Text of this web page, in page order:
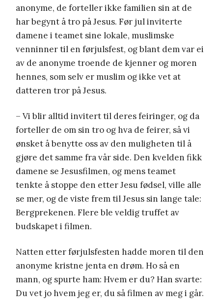
anonyme, de forteller ikke familien sin at de
har begynt å tro på Jesus. Før jul inviterte
damene i teamet sine lokale, muslimske
venninner til en førjulsfest, og blant dem var ei
av de anonyme troende de kjenner og moren
hennes, som selv er muslim og ikke vet at
datteren tror på Jesus.
– Vi blir alltid invitert til deres feiringer, og da
forteller de om sin tro og hva de feirer, så vi
ønsket å benytte oss av den muligheten til å
gjøre det samme fra vår side. Den kvelden fikk
damene se Jesusfilmen, og mens teamet
tenkte å stoppe den etter Jesu fødsel, ville alle
se mer, og de viste frem til Jesus sin lange tale:
Bergprekenen. Flere ble veldig truffet av
budskapet i filmen.
Natten etter førjulsfesten hadde moren til den
anonyme kristne jenta en drøm. Ho så en
mann, og spurte ham: Hvem er du? Han svarte:
Du vet jo hvem jeg er, du så filmen av meg i går.